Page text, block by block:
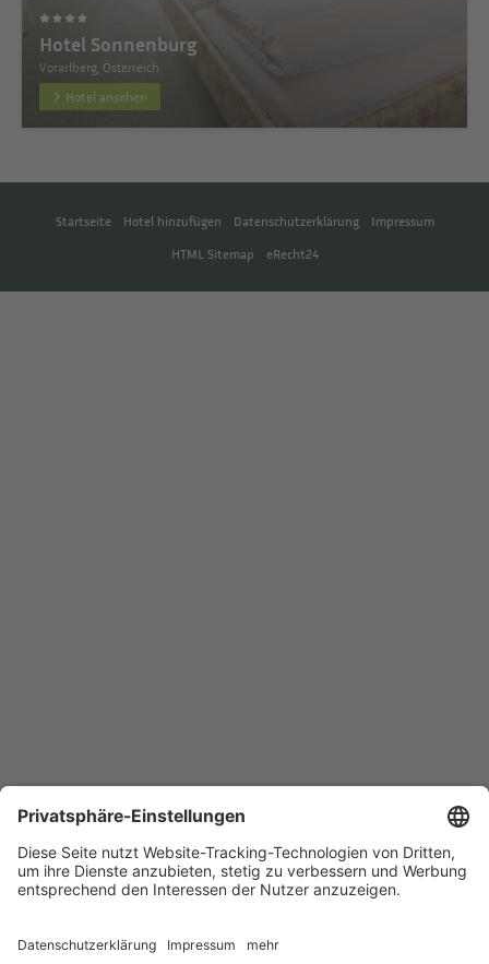
Hotel Sonnenburg
Vorarlberg, Österreich
Hotel ansehen
Startseite Hotel hinzufügen Datenschutzerklärung
Impressum
HTML Sitemap
eRecht24